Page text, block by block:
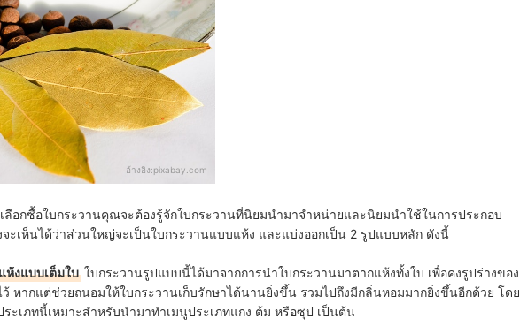
อ้างอิง:pixabay.com
ลือกซื้อใบกระวานคุณจะต้องรู้จักใบกระวานที่นิยมนำมาจำหน่ายและนิยมนำใช้ในการประกอบ
ะเห็นได้ว่าส่วนใหญ่จะเป็นใบกระวานแบบแห้ง และแบ่งออกเป็น 2 รูปแบบหลัก ดังนี้
ห้งแบบเต็มใบ ใบกระวานรูปแบบนี้ได้มาจากการนำใบกระวานมาตากแห้งทั้งใบ เพื่อคงรูปร่างของ
ว้ หากแต่ช่วยถนอมให้ใบกระวานเก็บรักษาได้นานยิ่งขึ้น รวมไปถึงมีกลิ่นหอมมากยิ่งขึ้นอีกด้วย โดย
ระเภทนี้เหมาะสำหรับนำมาทำเมนูประเภทแกง ต้ม หรือซุป เป็นต้น